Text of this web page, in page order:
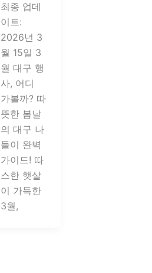
최종 업데
이트:
2026년 3
월 15일 3
월 대구 행
사, 어디
가볼까? 따
뜻한 봄날
의 대구 나
들이 완벽
가이드! 따
스한 햇살
이 가득한
3월,